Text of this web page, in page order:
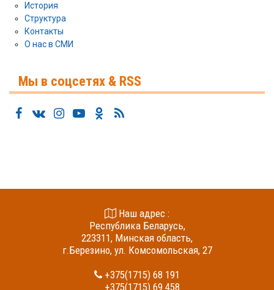
История
Структура
Контакты
О нас в СМИ
Мы в соцсетях & RSS
Наш адрес :
Республика Беларусь,
223311, Минская область,
г.Березино, ул. Комсомольская, 27
+375(1715) 68 191
+375(1715) 69 458